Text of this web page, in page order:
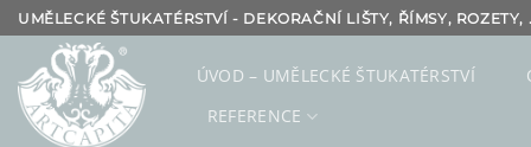
Přeskočit
na
obsah
UMĚLECKÉ ŠTUKATÉRSTVÍ - DEKORAČNÍ LIŠTY, ŘÍMSY, ROZETY,
ÚVOD – UMĚLECKÉ ŠTUKATÉRSTVÍ
REFERENCE